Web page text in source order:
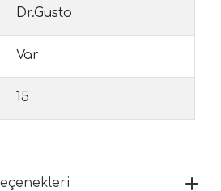
Dr.Gusto
Var
15